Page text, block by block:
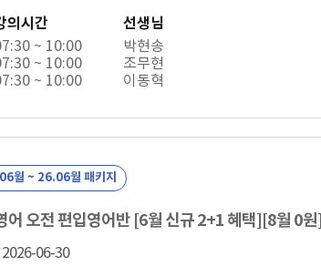
의시간
~ 10:00
~ 10:00
~ 10:00
선생님
박현송
조무현
이동혁
월 ~ 26.06월 패키지
어 오전 편입영어반 [6월 신규 2+1 혜택][8월 0원]
06-30